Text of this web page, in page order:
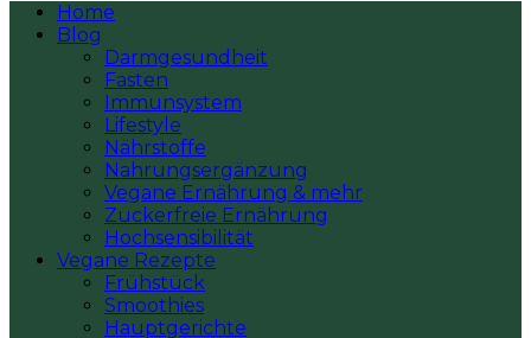
Home
Blog
Darmgesundheit
Fasten
Immunsystem
Lifestyle
Nährstoffe
Nahrungsergänzung
Vegane Ernährung & mehr
Zuckerfreie Ernährung
Hochsensibilität
Vegane Rezepte
Frühstück
Smoothies
Hauptgerichte